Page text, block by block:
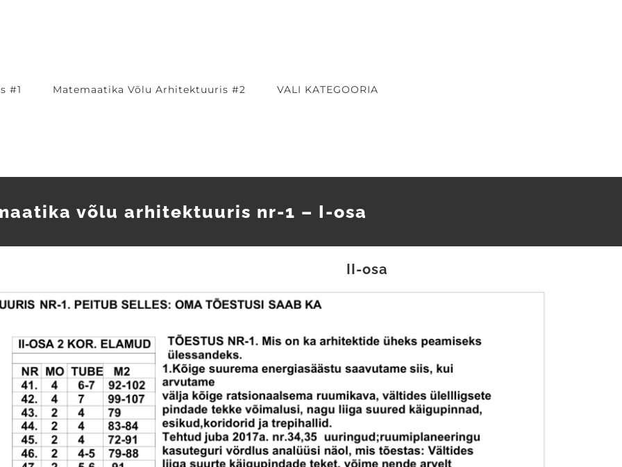
#1 Matemaatika Võlu Arhitektuuris #2 VALI KATEGOORIA
võlu arhitektuuris nr-1 – I-osa
II-osa